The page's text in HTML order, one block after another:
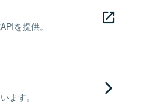
を提供。
ます。